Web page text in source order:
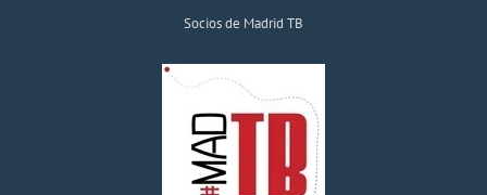
Socios de Madrid TB